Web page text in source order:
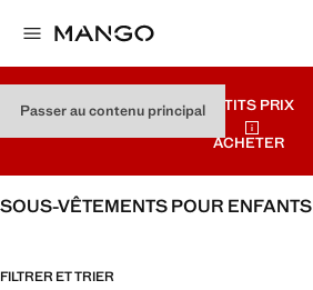
Passer au contenu principalPETITS PRIX
ACHETER
SOUS-VÊTEMENTS POUR ENFANTS
FILTRER ET TRIER